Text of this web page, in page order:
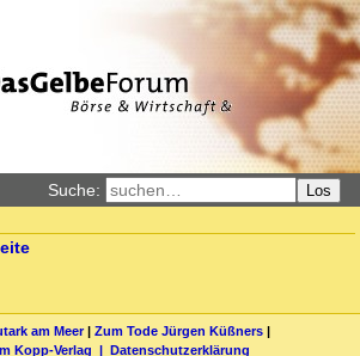
Suche: Los
am Meer| Zum Tode Jürgen Küßners |
Kopp-Verlag | Datenschutzerklärung